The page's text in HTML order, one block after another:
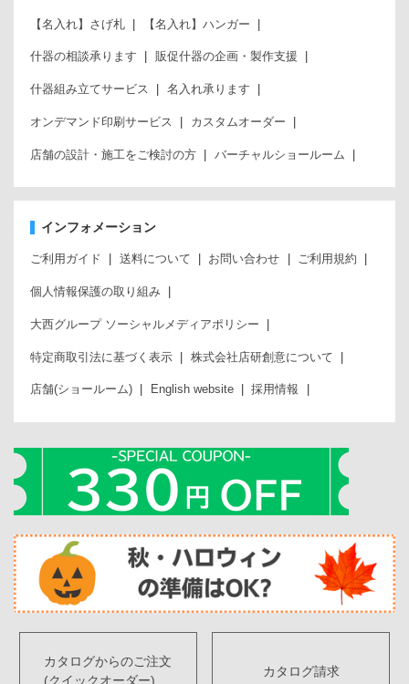
【名入れ】さげ札 【名入れ】ハンガー
什器の相談承ります 販促什器の企画・製作支援
什器組み立てサービス 名入れ承ります
オンデマンド印刷サービス カスタムオーダー
店舗の設計・施工をご検討の方 バーチャルショールーム
インフォメーション
ご利用ガイド 送料について お問い合わせ ご利用規約
個人情報保護の取り組み
大西グループ ソーシャルメディアポリシー
特定商取引法に基づく表示 株式会社店研創意について
店舗(ショールーム) English website 採用情報
カタログからのご注文
(クイックオーダー)
カタログ請求